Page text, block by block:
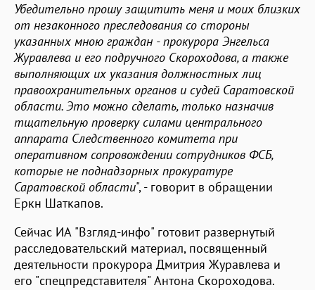
Убедительно прошу защитить меня и моих близких
от незаконного преследования со стороны
указанных мною граждан - прокурора Энгельса
Журавлева и его подручного Скороходова, а также
выполняющих их указания должностных лиц
правоохранительных органов и судей Саратовской
области. Это можно сделать, только назначив
тщательную проверку силами центрального
аппарата Следственного комитета при
оперативном сопровождении сотрудников ФСБ,
которые не поднадзорных прокуратуре
Саратовской области", - говорит в обращении
Еркн Шаткапов.
Сейчас ИА "Взгляд-инфо" готовит развернутый
расследовательский материал, посвященный
деятельности прокурора Дмитрия Журавлева и
его "спецпредставителя" Антона Скороходова.